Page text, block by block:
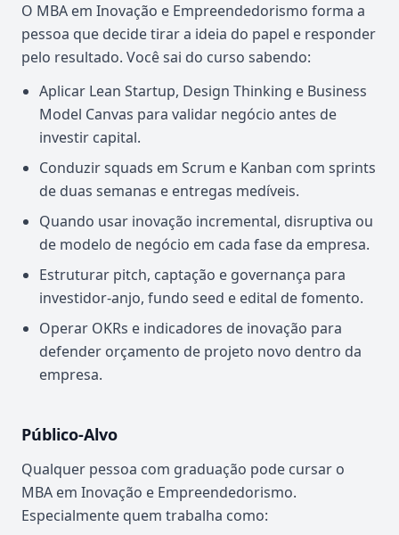
O MBA em Inovação e Empreendedorismo forma a
pessoa que decide tirar a ideia do papel e responder
pelo resultado. Você sai do curso sabendo:
Aplicar Lean Startup, Design Thinking e Business
Model Canvas para validar negócio antes de
investir capital.
Conduzir squads em Scrum e Kanban com sprints
de duas semanas e entregas medíveis.
Quando usar inovação incremental, disruptiva ou
de modelo de negócio em cada fase da empresa.
Estruturar pitch, captação e governança para
investidor-anjo, fundo seed e edital de fomento.
Operar OKRs e indicadores de inovação para
defender orçamento de projeto novo dentro da
empresa.
Público-Alvo
Qualquer pessoa com graduação pode cursar o
MBA em Inovação e Empreendedorismo.
Especialmente quem trabalha como: